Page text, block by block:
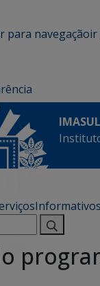
para navegaçãoir
IMASUL
Informativos